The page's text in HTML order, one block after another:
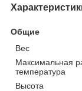
Общие
Вес
Максимальная
температура
Высота